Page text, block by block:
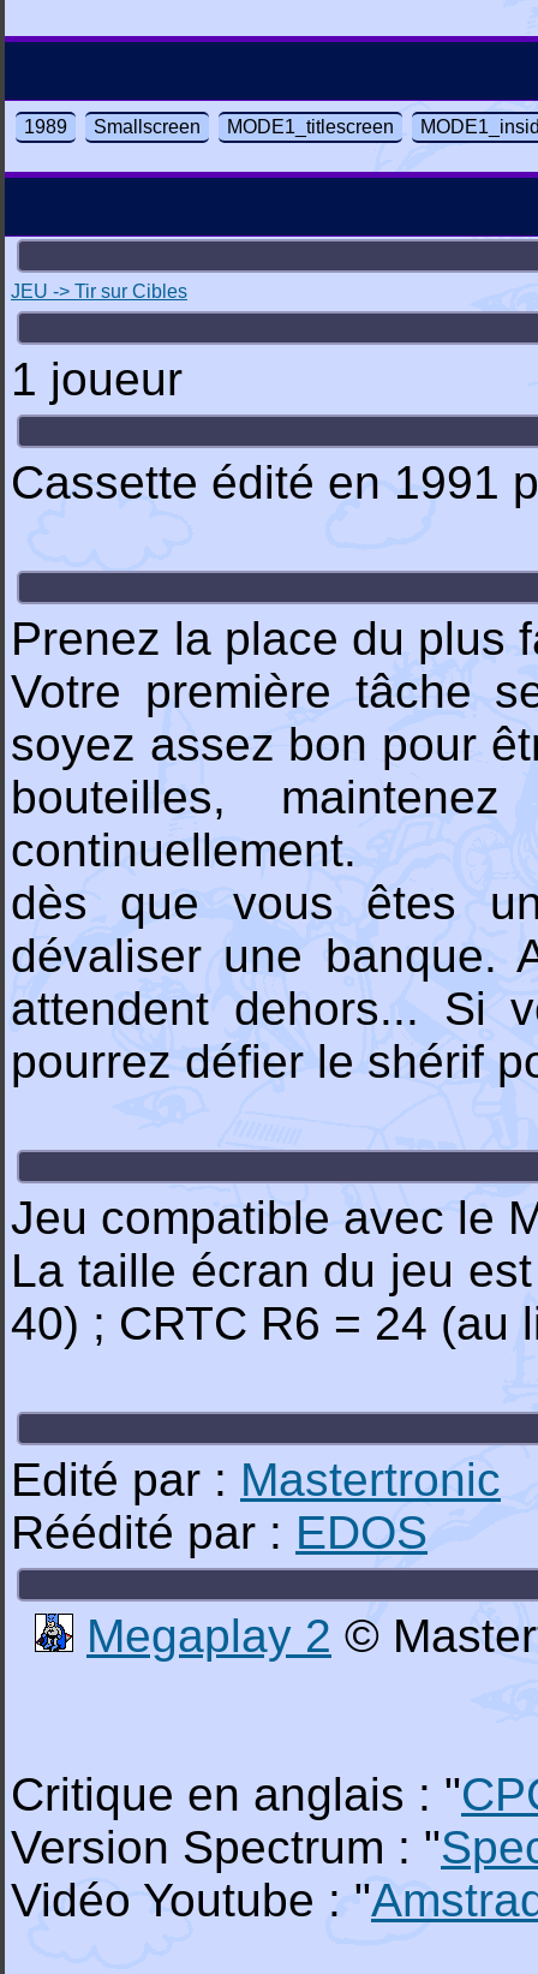
1989 Smallscreen MODE1_titlescreen
JEU -> Tir sur Cibles
1 joueur
Cassette édité en 1991
Prenez la place du plus
Votre première tâche
soyez assez bon pour
bouteilles,
continuellement.
dès que vous êtes
dévaliser une banque.
attendent dehors... Si
pourrez défier le shérif
Jeu compatible avec le
La taille écran du jeu
40) ; CRTC R6 = 24 (au
Edité par : Mastertronic
Réédité par : EDOS
Megaplay 2 ©
Critique en anglais : "
Version Spectrum : "
Vidéo Youtube : "